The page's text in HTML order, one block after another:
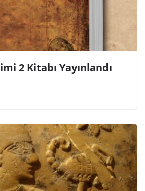
2 Kitabı Yayınlandı